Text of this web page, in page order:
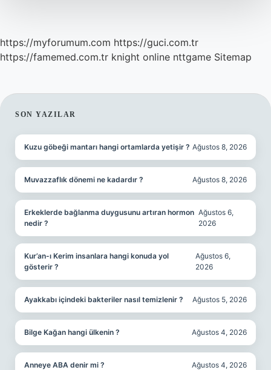
https://myforumum.com https://guci.com.tr
https://famemed.com.tr knight online nttgame Sitemap
SIDEBAR
SON YAZILAR
Kuzu göbeği mantarı hangi ortamlarda yetişir ? Ağustos 8, 2026
Muvazzaflık dönemi ne kadardır ? Ağustos 8, 2026
Erkeklerde bağlanma duygusunu artıran hormon
nedir ?
Ağustos 6,
2026
Kur’an-ı Kerim insanlara hangi konuda yol
gösterir ?
Ağustos 6,
2026
Ayakkabı içindeki bakteriler nasıl temizlenir ? Ağustos 5, 2026
Bilge Kağan hangi ülkenin ? Ağustos 4, 2026
Anneye ABA denir mi ? Ağustos 4, 2026